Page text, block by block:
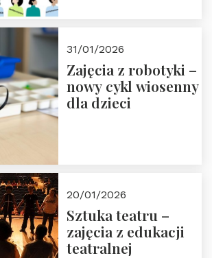
31/01/2026
Zajęcia z robotyki –
nowy cykl wiosenny
dla dzieci
20/01/2026
Sztuka teatru –
zajęcia z edukacji
teatralnej